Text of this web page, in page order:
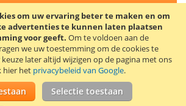
om uw ervaring beter te maken en om
advertenties te kunnen laten plaatsen
voor geeft. Om te voldoen aan de
we uw toestemming om de cookies te
later altijd wijzigen op de pagina met ons
hier het privacybeleid van Google.
Selectie toestaan
In Winkelwagen
TOE AAN VERLANGLIJST
OM TE VERGELIJKEN